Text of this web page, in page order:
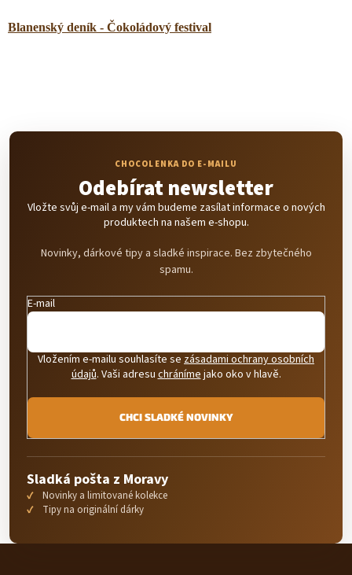
Blanenský deník - Čokoládový festival
Odebírat newsletter
Vložte svůj e-mail a my vám budeme zasílat informace o nových
produktech na našem e-shopu.
Novinky, dárkové tipy a sladké inspirace. Bez zbytečného
spamu.
E-mail
Vložením e-mailu souhlasíte se zásadami ochrany osobních
údajů. Vaši adresu chráníme jako oko v hlavě.
CHCI SLADKÉ NOVINKY
Sladká pošta z Moravy
Novinky a limitované kolekce
Tipy na originální dárky